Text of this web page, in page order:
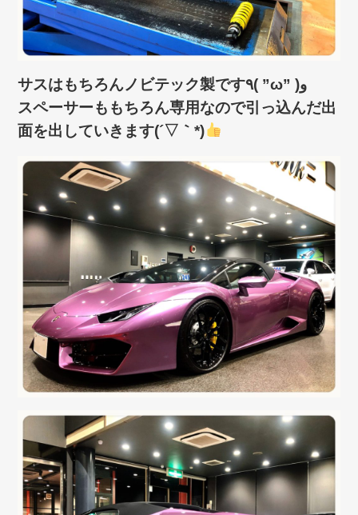
サスはもちろんノビテック製です٩( ”ω” )و
スペーサーももちろん専用なので引っ込んだ出
面を出していきます(´▽｀*)